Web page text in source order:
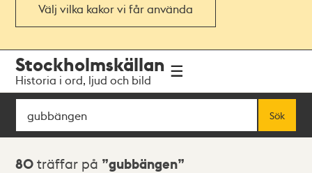
Välj vilka kakor vi får använda
navigationen
huvudinnehållet
Stockholmskällan
Historia i ord, ljud och bild
Sök
Sök
Sökresultat
80 träffar på gubbängen